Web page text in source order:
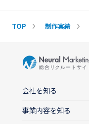
TOP 制作実績
会社を知る
事業内容を知る